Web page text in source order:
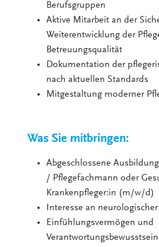
Berufsgruppen
Aktive Mitarbeit an der
Weiterentwicklung der
Betreuungsqualität
Dokumentation der
nach aktuellen Standards
Mitgestaltung moderner
Was Sie mitbringen:
Abgeschlossene
/ Pflegefachmann oder
Krankenpfleger:in (m/w/d)
Interesse an
Einfühlungsvermögen und
Verantwortungsbewusstsein